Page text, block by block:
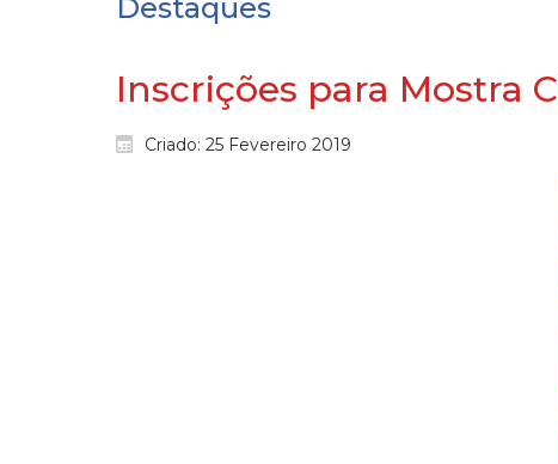
Destaques
Inscrições para Mostra
Criado: 25 Fevereiro 2019